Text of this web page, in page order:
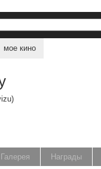
мое кино
Галерея
Награды